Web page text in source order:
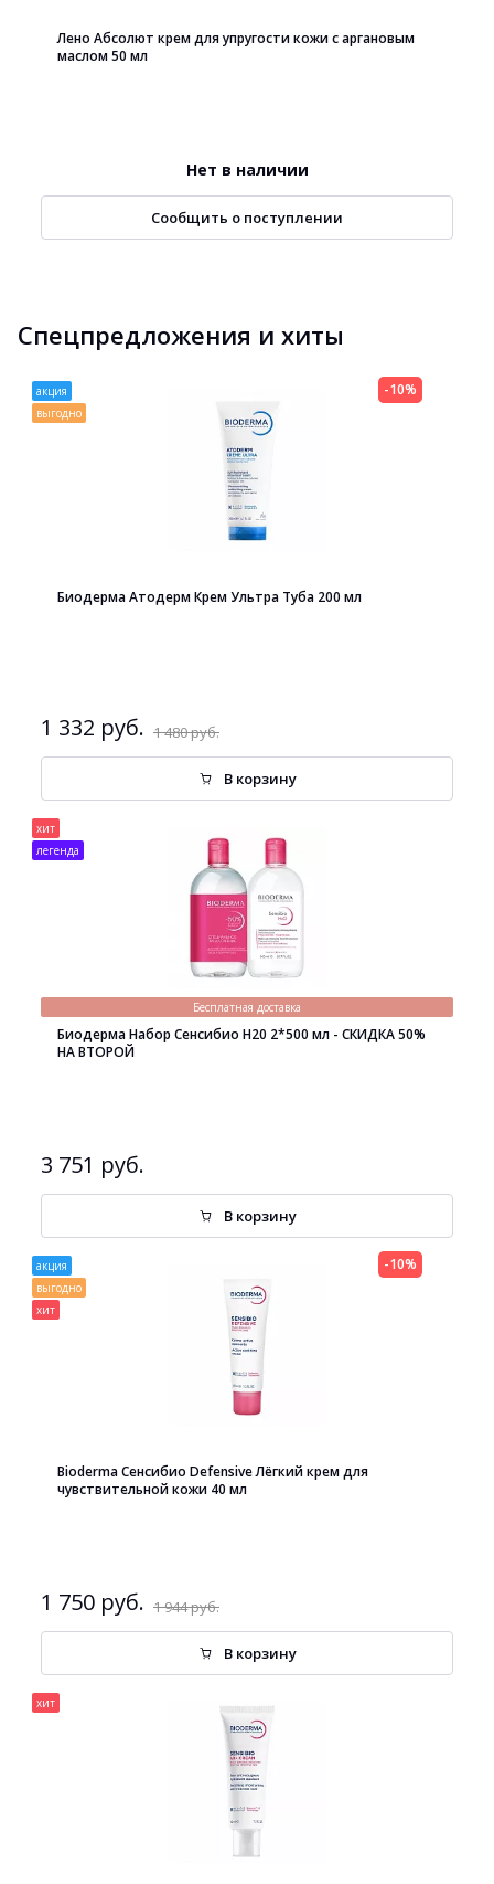
Лено Абсолют крем для упругости кожи с аргановым
маслом 50 мл
Нет в наличии
Сообщить о поступлении
Спецпредложения и хиты
акция
выгодно
Биодерма Атодерм Крем Ультра Туба 200 мл
1 332 руб. 1 480 руб.
-10%
В корзину
хит
легенда
Бесплатная доставка
Биодерма Набор Сенсибио H20 2*500 мл - СКИДКА 50%
НА ВТОРОЙ
3 751 руб.
В корзину
акция
выгодно
хит
Bioderma Сенсибио Defensive Лёгкий крем для
чувствительной кожи 40 мл
1 750 руб. 1 944 руб.
-10%
В корзину
хит